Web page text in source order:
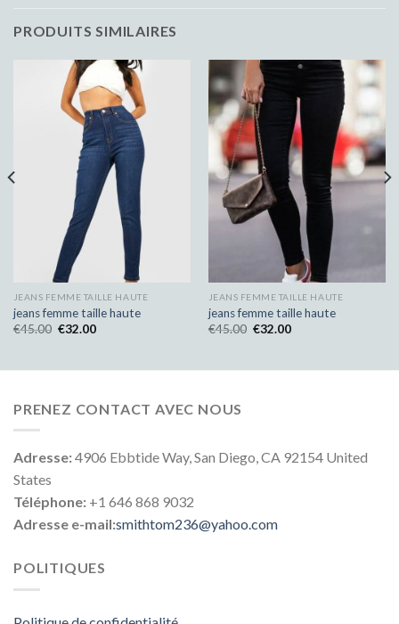
PRODUITS SIMILAIRES
JEANS FEMME TAILLE HAUTE
jeans femme taille haute
€45.00 €32.00
JEANS FEMME TAILLE HAUTE
jeans femme taille haute
€45.00 €32.00
PRENEZ CONTACT AVEC NOUS
Adresse:4906 Ebbtide Way, San Diego, CA 92154 United
States
Téléphone: +1 646 868 9032
Adresse e-mail:smithtom236@yahoo.com
POLITIQUES